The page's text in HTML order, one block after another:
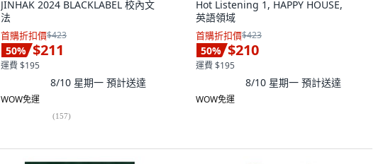
JINHAK 2024 BLACKLABEL 校內文
法
首購折扣價$423
50% $211
運費 $195
8/10 星期一 預計送達
WOW免運
(157)
Hot Listening 1, HAPPY HOUSE,
英語領域
首購折扣價$423
50% $210
運費 $195
8/10 星期一 預計送達
WOW免運